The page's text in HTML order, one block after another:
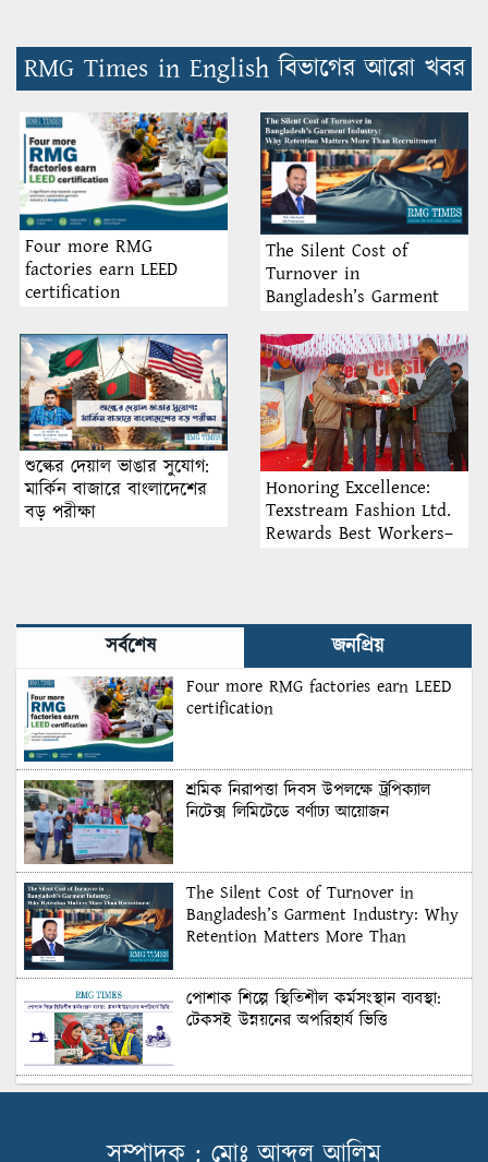
RMG Times in English বিভাগের আরো খবর
Four more RMG
factories earn LEED
certification
The Silent Cost of
Turnover in
Bangladesh’s Garment
Matters More Than
Recruitment
শুল্কের দেয়াল ভাঙার সুযোগ:
মার্কিন বাজারে বাংলাদেশের
বড় পরীক্ষা
Honoring Excellence:
Texstream Fashion Ltd.
Rewards Best Workers–
সর্বশেষ জনপ্রিয়
Four more RMG factories earn LEED
certification
শ্রমিক নিরাপত্তা দিবস উপলক্ষে ট্রপিক্যাল
নিটেক্স লিমিটেডে বর্ণাঢ্য আয়োজন
The Silent Cost of Turnover in
Bangladesh’s Garment Industry: Why
Retention Matters More Than
পোশাক শিল্পে স্থিতিশীল কর্মসংস্থান ব্যবস্থা:
টেকসই উন্নয়নের অপরিহার্য ভিত্তি
শুল্কের দেয়াল ভাঙার সুযোগ: মার্কিন বাজারে